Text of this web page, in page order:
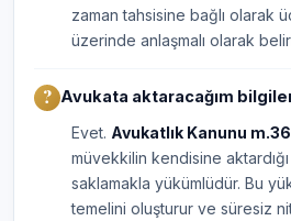
zaman tahsisine bağlı olarak
üzerinde anlaşmalı olarak
Avukata aktaracağım
Evet. Avukatlık Kanunu m.36
müvekkilin kendisine
saklamakla yükümlüdür. Bu
temelini oluşturur ve süresiz